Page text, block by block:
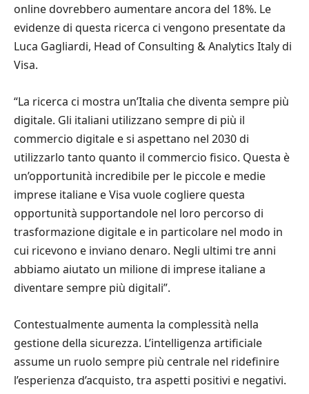
online dovrebbero aumentare ancora del 18%. Le
evidenze di questa ricerca ci vengono presentate da
Luca Gagliardi, Head of Consulting & Analytics Italy di
Visa.
“La ricerca ci mostra un’Italia che diventa sempre più
digitale. Gli italiani utilizzano sempre di più il
commercio digitale e si aspettano nel 2030 di
utilizzarlo tanto quanto il commercio fisico. Questa è
un’opportunità incredibile per le piccole e medie
imprese italiane e Visa vuole cogliere questa
opportunità supportandole nel loro percorso di
trasformazione digitale e in particolare nel modo in
cui ricevono e inviano denaro. Negli ultimi tre anni
abbiamo aiutato un milione di imprese italiane a
diventare sempre più digitali”.
Contestualmente aumenta la complessità nella
gestione della sicurezza. L’intelligenza artificiale
assume un ruolo sempre più centrale nel ridefinire
l’esperienza d’acquisto, tra aspetti positivi e negativi.